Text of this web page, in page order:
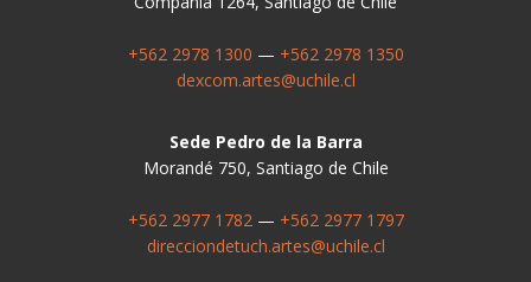
+562 2978 1300 — +562 2978 1350
dexcom.artes@uchile.cl
Sede Pedro de la Barra
Morandé 750, Santiago de Chile
+562 2977 1782— +562 2977 1797
direcciondetuch.artes@uchile.cl